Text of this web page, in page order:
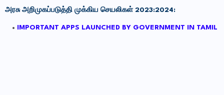
அரசு அறிமுகப்படுத்தி முக்கிய செயலிகள் 2023:2024:
IMPORTANT APPS LAUNCHED BY GOVERNMENT IN TAMIL